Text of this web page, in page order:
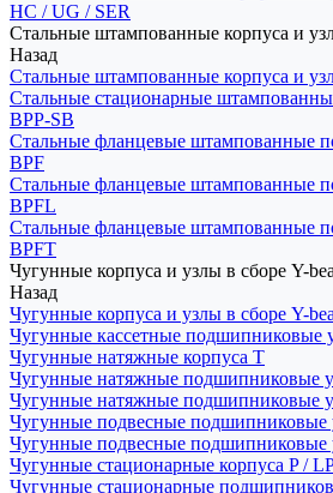
HC / UG / SER
Стальные штампованные корпуса и
Назад
Стальные штампованные корпуса и
Стальные стационарные
BPP-SB
Стальные фланцевые штампованные
BPF
Стальные фланцевые штампованные
BPFL
Стальные фланцевые штампованные
BPFT
Чугунные корпуса и узлы в сборе Y-
Назад
Чугунные корпуса и узлы в сборе Y-
Чугунные кассетные подшипниковые
Чугунные натяжные корпуса T
Чугунные натяжные подшипниковые
Чугунные натяжные подшипниковые
Чугунные подвесные подшипниковые
Чугунные подвесные
Чугунные стационарные корпуса P /
Чугунные стационарные